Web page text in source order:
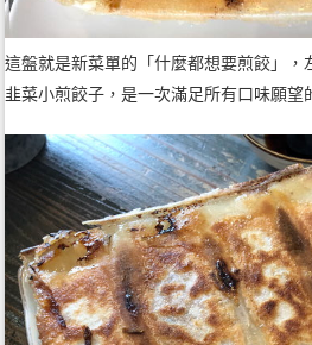
這盤就是新菜單的「什麼都想要煎餃」，
韭菜小煎餃子，是一次滿足所有口味願望